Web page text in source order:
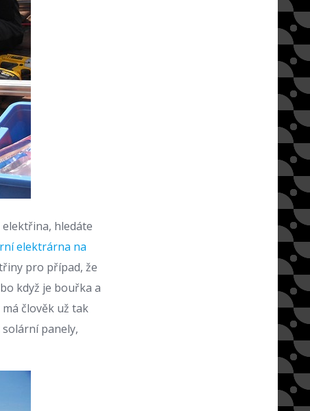
elektřina, hledáte
elektrárna na
pro případ, že
když je bouřka a
člověk už tak
panely,